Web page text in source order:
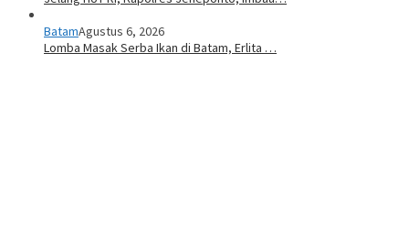
BatamAgustus 6, 2026
Lomba Masak Serba Ikan di Batam, Erlita …